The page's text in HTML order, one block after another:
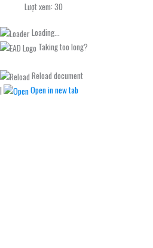
Lượt xem: 30
Loading...
Taking too long?
Reload document
|
Open in new tab